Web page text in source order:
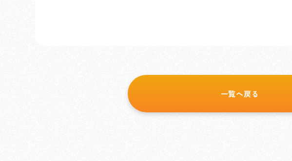
一覧へ戻る